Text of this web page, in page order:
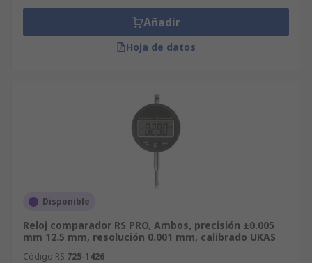
Añadir
Hoja de datos
Disponible
Reloj comparador RS PRO, Ambos, precisión ±0.005
mm 12.5 mm, resolución 0.001 mm, calibrado UKAS
Código RS 725-1426